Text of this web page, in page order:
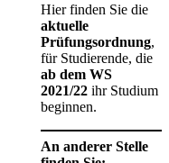
Hier finden Sie die
aktuelle
Prüfungsordnung,
für Studierende, die
ab dem WS
2021/22 ihr Studium
beginnen.
An anderer Stelle